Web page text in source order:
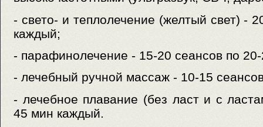
- свето- и теплолечение (желтый свет) -
каждый;
- парафинолечение - 15-20 сеансов по
- лечебный ручной массаж - 10-15
- лечебное плавание (без ласт и с
45 мин каждый.